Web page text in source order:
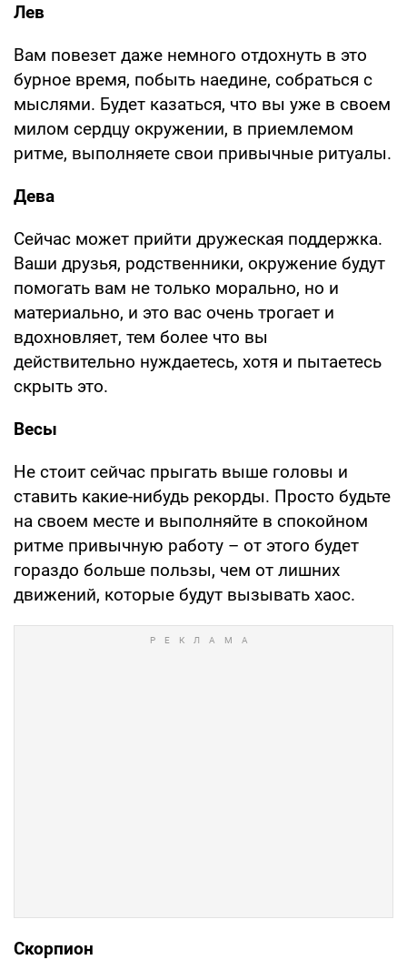
Лев
Вам повезет даже немного отдохнуть в это
бурное время, побыть наедине, собраться с
мыслями. Будет казаться, что вы уже в своем
милом сердцу окружении, в приемлемом
ритме, выполняете свои привычные ритуалы.
Дева
Сейчас может прийти дружеская поддержка.
Ваши друзья, родственники, окружение будут
помогать вам не только морально, но и
материально, и это вас очень трогает и
вдохновляет, тем более что вы
действительно нуждаетесь, хотя и пытаетесь
скрыть это.
Весы
Не стоит сейчас прыгать выше головы и
ставить какие-нибудь рекорды. Просто будьте
на своем месте и выполняйте в спокойном
ритме привычную работу – от этого будет
гораздо больше пользы, чем от лишних
движений, которые будут вызывать хаос.
Скорпион